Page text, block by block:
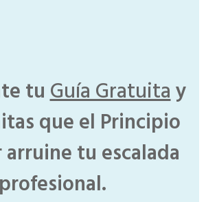
tuGuía Gratuitay
que el Principio
tu escalada
profesional.